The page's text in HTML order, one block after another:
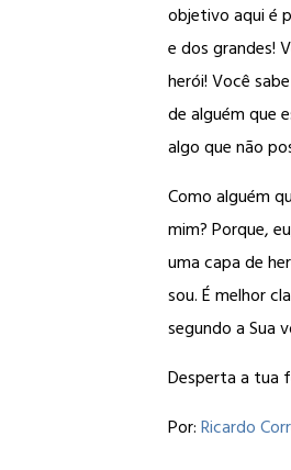
objetivo aqui é
e dos grandes!
herói! Você
de alguém que
algo que não
Como alguém
mim? Porque,
uma capa de
sou. É melhor
segundo a Sua
Desperta a tua
Por:Ricardo